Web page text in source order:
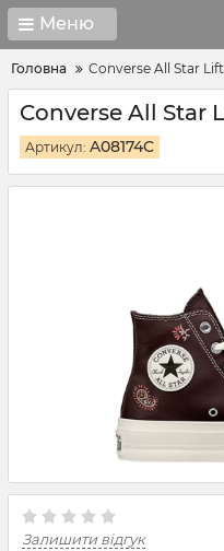
Меню
Головна Converse All Star
Converse All Star
Артикул: A08174C
Залишити відгук